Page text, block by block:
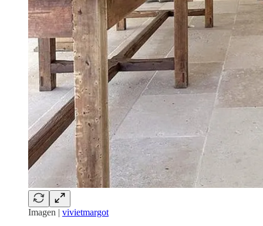
Imagen | vivietmargot